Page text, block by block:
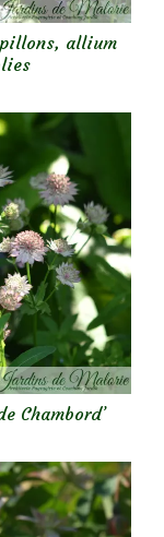
allium
Chambord’